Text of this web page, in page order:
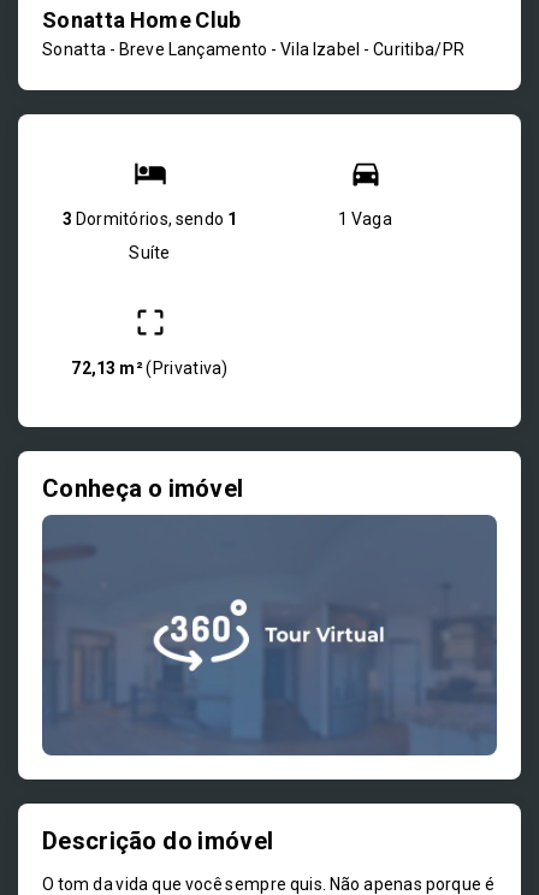
Sonatta Home Club
Sonatta - Breve Lançamento - Vila Izabel - Curitiba/PR
3 Dormitórios, sendo 1
Suíte
1 Vaga
72,13 m²( Privativa)
Conheça o imóvel
Descrição do imóvel
O tom da vida que você sempre quis. Não apenas porque é